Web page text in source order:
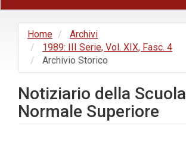
Home
Archivi
1989: III Serie, Vol. XIX, Fasc. 4
Archivio Storico
Notiziario della Scuola
Normale Superiore